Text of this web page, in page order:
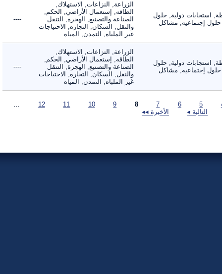
استجابات دولية, حلول
إجتماعيه, مشاكل
الزراعة, النزاعات, الاستهلاك,
الطاقه, إستعمال الأراضي, الحكم,
الصناعة والتصنيع, الهجرة, التنقل
والنقل, السكان, التجاره, الاحتياجات
غير الملباه, التمدن, المياه
----
استجابات دولية, حلول
إجتماعيه, مشاكل
الزراعة, النزاعات, الاستهلاك,
الطاقه, إستعمال الأراضي, الحكم,
الصناعة والتصنيع, الهجرة, التنقل
والنقل, السكان, التجاره, الاحتياجات
غير الملباه, التمدن, المياه
----
التالية ◂
الأخيرة ◂◂